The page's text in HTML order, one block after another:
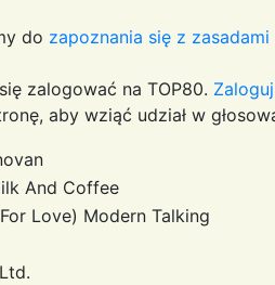
do zapoznania się z
zalogować na TOP80.
aby wziąć udział w
And Coffee
Love) Modern Talking